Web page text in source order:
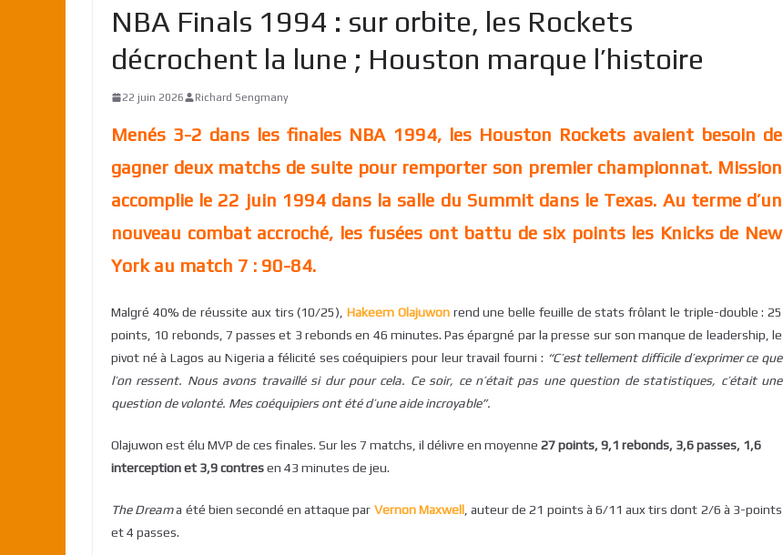
NBA Finals 1994 : sur orbite, les Rockets
décrochent la lune ; Houston marque l’histoire
22 juin 2026 Richard Sengmany
Menés 3-2 dans les finales NBA 1994, les Houston Rockets avaient besoin de
gagner deux matchs de suite pour remporter son premier championnat. Mission
accomplie le 22 juin 1994 dans la salle du Summit dans le Texas. Au terme d’un
nouveau combat accroché, les fusées ont battu de six points les Knicks de New
York au match 7 : 90-84.
Malgré 40% de réussite aux tirs (10/25),Hakeem Olajuwonrend une belle feuille de stats frôlant le triple-double : 25
points, 10 rebonds, 7 passes et 3 rebonds en 46 minutes. Pas épargné par la presse sur son manque de leadership, le
pivot né à Lagos au Nigeria a félicité ses coéquipiers pour leur travail fourni : “C’est tellement difficile d’exprimer ce que
l’on ressent. Nous avons travaillé si dur pour cela. Ce soir, ce n’était pas une question de statistiques, c’était une
question de volonté. Mes coéquipiers ont été d’une aide incroyable”.
Olajuwon est élu MVP de ces finales. Sur les 7 matchs, il délivre en moyenne 27 points, 9,1 rebonds, 3,6 passes, 1,6
interception et 3,9 contresen 43 minutes de jeu.
The Dreama été bien secondé en attaque par Vernon Maxwell, auteur de 21 points à 6/11 aux tirs dont 2/6 à 3-points
et 4 passes.